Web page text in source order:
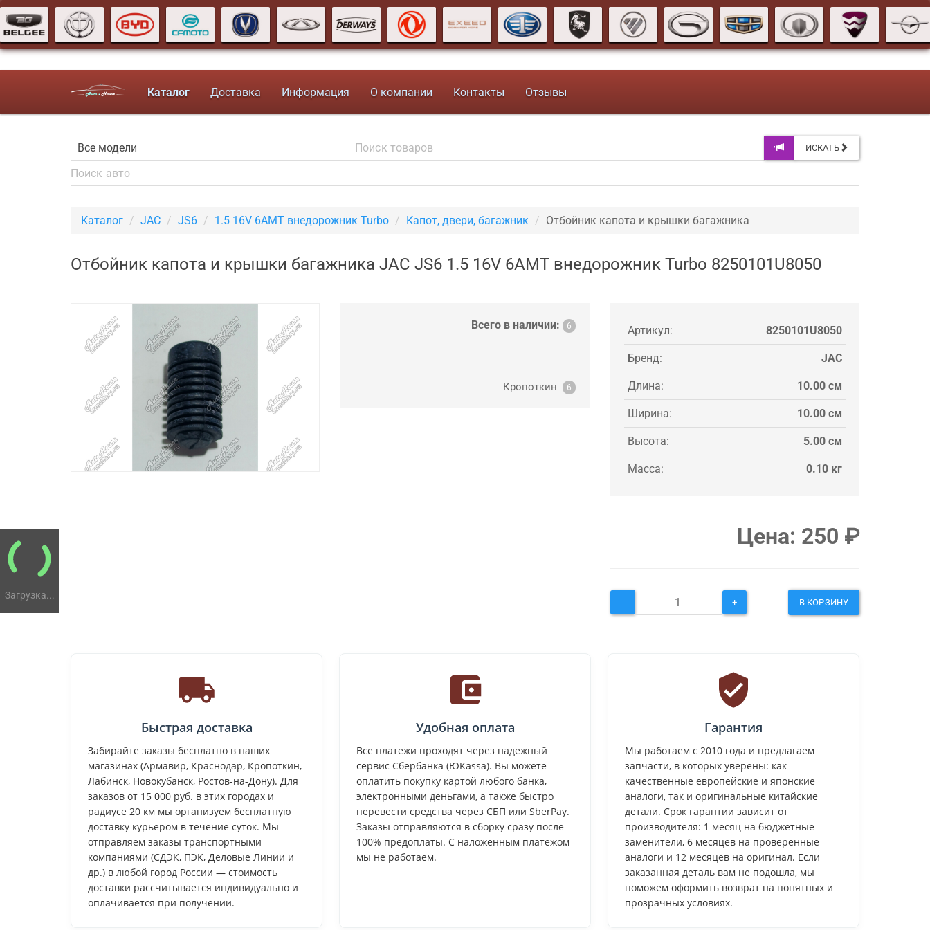
Загрузка...
Каталог Доставка Информация О компании Контакты Отзывы
ИСКАТЬ
Каталог JAC JS6 1.5 16V 6AMT внедорожник Turbo Капот, двери, багажник Отбойник капота и крышки багажника
Отбойник капота и крышки багажника JAC JS6 1.5 16V 6AMT внедорожник Turbo 8250101U8050
Всего в наличии: 6
Кропоткин 6
Артикул: 8250101U8050
Бренд: JAC
Длина: 10.00 см
Ширина: 10.00 см
Высота: 5.00 см
Масса: 0.10 кг
Цена: 250 ₽
- + В КОРЗИНУ
Быстрая доставка
Забирайте заказы бесплатно в наших
магазинах (Армавир, Краснодар, Кропоткин,
Лабинск, Новокубанск, Ростов-на-Дону). Для
заказов от 15 000 руб. в этих городах и
радиусе 20 км мы организуем бесплатную
доставку курьером в течение суток. Мы
отправляем заказы транспортными
компаниями (СДЭК, ПЭК, Деловые Линии и
др.) в любой город России — стоимость
доставки рассчитывается индивидуально и
оплачивается при получении.
Удобная оплата
Все платежи проходят через надежный
сервис Сбербанка (ЮKassa). Вы можете
оплатить покупку картой любого банка,
электронными деньгами, а также быстро
перевести средства через СБП или SberPay.
Заказы отправляются в сборку сразу после
100% предоплаты. С наложенным платежом
мы не работаем.
Гарантия
Мы работаем с 2010 года и предлагаем
запчасти, в которых уверены: как
качественные европейские и японские
аналоги, так и оригинальные китайские
детали. Срок гарантии зависит от
производителя: 1 месяц на бюджетные
заменители, 6 месяцев на проверенные
аналоги и 12 месяцев на оригинал. Если
заказанная деталь вам не подошла, мы
поможем оформить возврат на понятных и
прозрачных условиях.